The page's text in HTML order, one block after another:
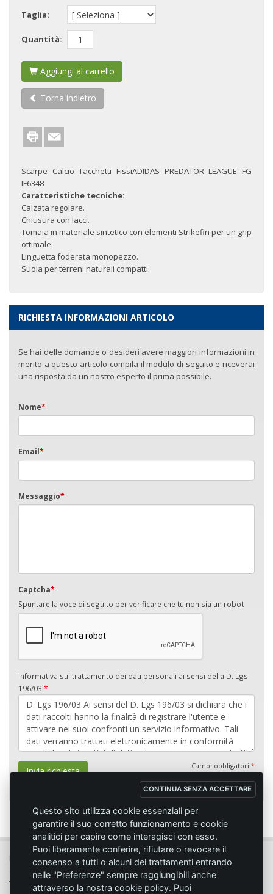
Taglia:
Quantità:
Aggiungi al carrello
Torna indietro
Scarpe Calcio Tacchetti FissiADIDAS PREDATOR LEAGUE FG
IF6348
Caratteristiche tecniche:
Calzata regolare.
Chiusura con lacci.
Tomaia in materiale sintetico con elementi Strikefin per un grip
ottimale.
Linguetta foderata monopezzo.
Suola per terreni naturali compatti.
RICHIESTA INFORMAZIONI ARTICOLO
Se hai delle domande o desideri avere maggiori informazioni in
merito a questo articolo compila il modulo di seguito e riceverai
una risposta da un nostro esperto il prima possibile.
Nome*
Email*
Messaggio*
Captcha*
Spuntare la voce di seguito per verificare che tu non sia un robot
Informativa sul trattamento dei dati personali ai sensi della D. Lgs
196/03 *
Invia richiesta Campi obbligatori *
CONTINUA SENZA ACCETTARE
Questo sito utilizza cookie essenziali per
garantire il suo corretto funzionamento e cookie
analitici per capire come interagisci con esso.
Puoi liberamente conferire, rifiutare o revocare il
consenso a tutti o alcuni dei trattamenti entrando
nelle "Preferenze" sempre raggiungibili anche
attraverso la nostra cookie policy. Puoi
MC SPORT MARKET LODI - Via del Lavoro, 14 - 26817 SAN MARTINO IN
STRADA (LO)
Tel. 0371.432774 - Fax 0371.432775 - Email:info@emmecisport.com